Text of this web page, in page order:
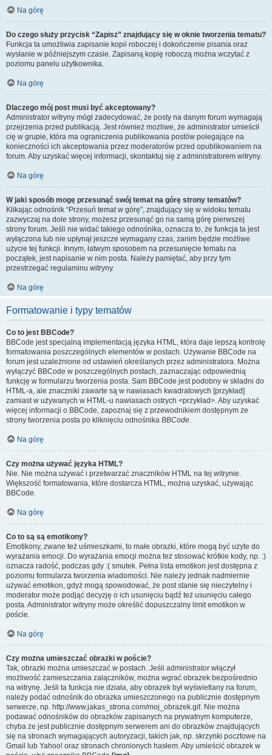
Na górę
Do czego służy przycisk “Zapisz” znajdujący się w oknie tworzenia tematu?
Funkcja ta umożliwia zapisanie kopii roboczej i dokończenie pisania oraz
wysłanie w późniejszym czasie. Zapisaną kopię roboczą można wczytać z
poziomu panelu użytkownika.
Na górę
Dlaczego mój post musi być akceptowany?
Administrator witryny mógł zadecydować, że posty na danym forum wymagają
przejrzenia przed publikacją. Jest również możliwe, że administrator umieścił
cię w grupie, która ma ograniczenia publikowania postów polegające na
konieczności ich akceptowania przez moderatorów przed opublikowaniem na
forum. Aby uzyskać więcej informacji, skontaktuj się z administratorem witryny.
Na górę
W jaki sposób mogę przesunąć swój temat na górę strony tematów?
Klikając odnośnik “Przesuń temat w górę”, znajdujący się w widoku tematu
zazwyczaj na dole strony, możesz przesunąć go na samą górę pierwszej
strony forum. Jeśli nie widać takiego odnośnika, oznacza to, że funkcja ta jest
wyłączona lub nie upłynął jeszcze wymagany czas, zanim będzie możliwe
użycie tej funkcji. Innym, łatwym sposobem na przesunięcie tematu na
początek, jest napisanie w nim posta. Należy pamiętać, aby przy tym
przestrzegać regulaminu witryny.
Na górę
Formatowanie i typy tematów
Co to jest BBCode?
BBCode jest specjalną implementacją języka HTML, która daje lepszą kontrolę
formatowania poszczególnych elementów w postach. Używanie BBCode na
forum jest uzależnione od ustawień określanych przez administratora. Można
wyłączyć BBCode w poszczególnych postach, zaznaczając odpowiednią
funkcję w formularzu tworzenia posta. Sam BBCode jest podobny w składni do
HTML-a, ale znaczniki zawarte są w nawiasach kwadratowych [przykład]
zamiast w używanych w HTML-u nawiasach ostrych <przykład>. Aby uzyskać
więcej informacji o BBCode, zapoznaj się z przewodnikiem dostępnym ze
strony tworzenia posta po kliknięciu odnośnika BBCode.
Na górę
Czy można używać języka HTML?
Nie. Nie można używać i przetwarzać znaczników HTML na tej witrynie.
Większość formatowania, które dostarcza HTML, można uzyskać, używając
BBCode.
Na górę
Co to są są emotikony?
Emotikony, zwane też uśmieszkami, to małe obrazki, które mogą być użyte do
wyrażania emocji. Do wyrażania emocji można też stosować krótkie kody, np. :)
oznacza radość, podczas gdy :( smutek. Pełna lista emotikon jest dostępna z
poziomu formularza tworzenia wiadomości. Nie należy jednak nadmiernie
używać emotikon, gdyż mogą spowodować, że post stanie się nieczytelny i
moderator może podjąć decyzję o ich usunięciu bądź też usunięciu całego
posta. Administrator witryny może określić dopuszczalny limit emotikon w
poście.
Na górę
Czy można umieszczać obrazki w poście?
Tak, obrazki można umieszczać w postach. Jeśli administrator włączył
możliwość zamieszczania załączników, można wgrać obrazek bezpośrednio
na witrynę. Jeśli ta funkcja nie działa, aby obrazek był wyświetlany na forum,
należy podać odnośnik do obrazka umieszczonego na publicznie dostępnym
serwerze, np. http://www.jakas_strona.com/moj_obrazek.gif. Nie można
podawać odnośników do obrazków zapisanych na prywatnym komputerze,
chyba że jest publicznie dostępnym serwerem ani do obrazków znajdujących
się na stronach wymagających autoryzacji, takich jak, np. skrzynki pocztowe na
Gmail lub Yahoo! oraz stronach chronionych hasłem. Aby umieścić obrazek w